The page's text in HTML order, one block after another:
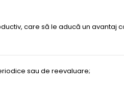
care să le aducă un avantaj
sau de reevaluare;